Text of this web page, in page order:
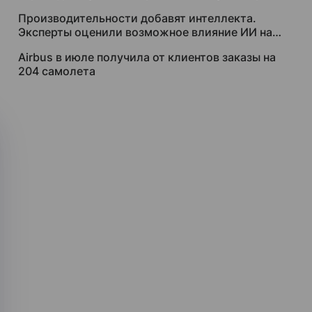
Производительности добавят интеллекта.
Эксперты оценили возможное влияние ИИ на
Airbus в июле получила от клиентов заказы на
204 самолета